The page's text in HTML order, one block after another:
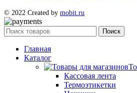
© 2022 Created by mobit.ru
Поиск
Главная
Каталог
Кассовая лента
Термоэтикетки